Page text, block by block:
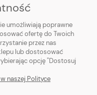
umożliwiają poprawne
ofertę do Twoich
przez nas
lub dostosować
opcję "Dostosuj
naszej Polityce